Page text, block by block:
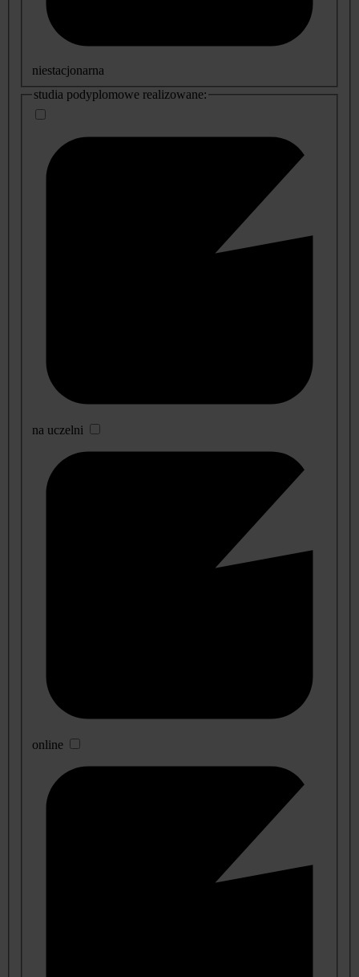
niestacjonarna
studia podyplomowe realizowane:
na uczelni
online